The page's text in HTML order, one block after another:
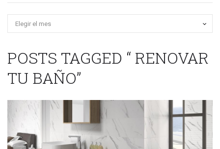
POSTS TAGGED “ RENOVAR
TU BAÑO”